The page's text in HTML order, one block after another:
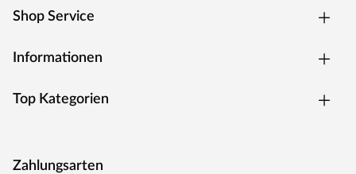
Shop Service
Informationen
Top Kategorien
Zahlungsarten